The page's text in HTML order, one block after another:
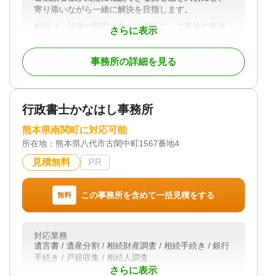
さらに表示
寄り添いながら一緒に解決を目指します。
相続は、法律の問題であると同時に、ご家族の気持
ちが深く関わる、とても繊細な問題です。
「何から手をつけたらよいかわからない」「家族関
係がこじれてしまいそうで不安」「できれば穏やか
に解決したい」ーーそのようなお悩みを抱えてご相
当事務所では、相続にかんするご相談をお受けする
ています。法律的に正しい結論を示すだけでなく、
ご相談者様がどのような思いでおられるのか、ご家
族との関係を今後どうしていきたいのかを踏まえた
上で、最適な解決方法をご提案します。
遺産分割協議、相続放棄、遺言書作成、生前対策な
ど、相続に関する問題は一つとして同じものはあり
りやすくご説明いたします。「相談してよかった」
「少し気持ちが軽くなった」と感じていただける対
応を心がけています。
事務所の詳細を見る
行政書士かなはし事務所
熊本県南関町に対応可能
所在地： 熊本県八代市古閑中町1567番地4
見積無料 PR
無料 この事務所を含めて一括見積をする
さらに表示
対応業務
遺言書 / 遺産分割 / 相続財産調査 / 相続手続き / 銀行
手続き / 戸籍収集 / 相続人調査